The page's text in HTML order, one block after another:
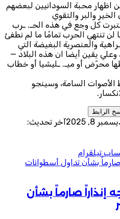
اظهار محبة السودانيين لبعضهم
والبر والتقوي
كل وجع في هذه الحـ. ـرب
لن تنتهي الحرب تمامًا ما لم نطفئ
والعنصرية البغيضة التي
، وعلي يقين أيضا ان هذه البلاد —
محرّض أو ميـ. ـليشيا أو خطاب
السامة، وسينجو
الرابط
8, 2025
آخر تحديث:
تيلقرام
صارماً بشأن تداول أسطوانات
إنذاراً صارماً بشأن